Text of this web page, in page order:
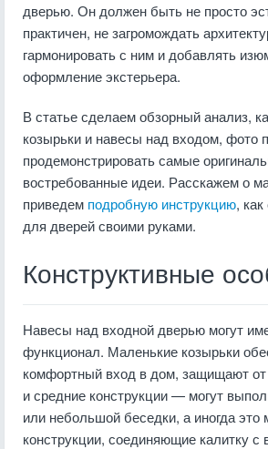
дверью. Он должен быть не просто
практичен, не загромождать
гармонировать с ним и добавлять
оформление экстерьера.
В статье сделаем обзорный анализ,
козырьки и навесы над входом, фото
продемонстрировать самые
востребованные идеи. Расскажем о
приведем подробную инструкцию,
для дверей своими руками.
Конструктивные
Навесы над входной дверью могут
функционал. Маленькие козырьки
комфортный вход в дом, защищают
и средние конструкции — могут
или небольшой беседки, а иногда
конструкции, соединяющие калитку